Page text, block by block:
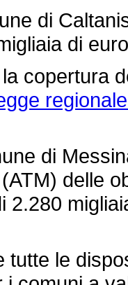
di
di
copertura
di
delle
2.280
tutte le